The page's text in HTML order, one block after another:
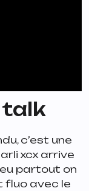
talk
c’est une
xcx arrive
partout on
fluo avec le